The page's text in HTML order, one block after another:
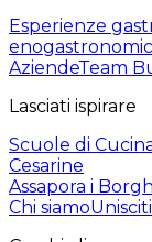
Esperienze
AziendeTeam
Lasciati ispirare
Scuole di
Cesarine
Assapora i
Chi siamo